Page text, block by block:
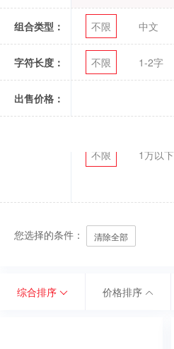
组合类型： 不限 中文
字符长度： 不限 1-2字
出售价格：
不限 1万以下
您选择的条件： 清除全部
综合排序 价格排序